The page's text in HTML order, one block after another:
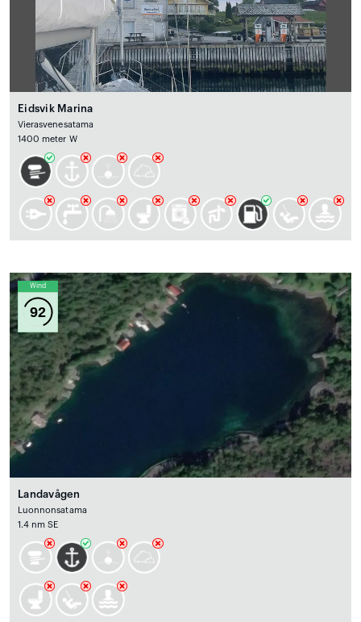
Eidsvik Marina
Vierasvenesatama
1400 meter W
Wind
92
Landavågen
Luonnonsatama
1.4 nm SE